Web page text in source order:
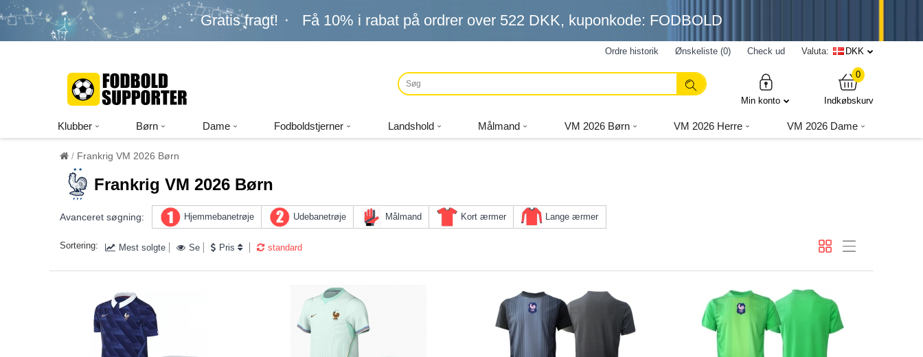
Gratis fragt! Få 10% i rabat på ordrer over 522 DKK, kuponkode: FODBOLD
Ordre historik Ønskeliste (0) Check ud Valuta: DKK
Min konto
0
Indkøbskurv
Klubber Børn Dame Fodboldstjerner Landshold Målmand VM 2026 Børn VM 2026 Herre VM 2026 Dame
Frankrig VM 2026 Børn
Frankrig VM 2026 Børn
Avanceret søgning: Hjemmebanetrøje Udebanetrøje Målmand Kort ærmer Lange ærmer
Sortering: Mest solgte Se Pris standard